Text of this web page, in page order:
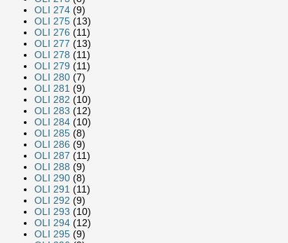
OLI 274 (9)
OLI 275 (13)
OLI 276 (11)
OLI 277 (13)
OLI 278 (11)
OLI 279 (11)
OLI 280 (7)
OLI 281 (9)
OLI 282 (10)
OLI 283 (12)
OLI 284 (10)
OLI 285 (8)
OLI 286 (9)
OLI 287 (11)
OLI 288 (9)
OLI 290 (8)
OLI 291 (11)
OLI 292 (9)
OLI 293 (10)
OLI 294 (12)
OLI 295 (9)